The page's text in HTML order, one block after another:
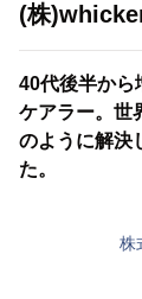
(株
40代後半から
ケアラー。世
のように解決
た。
株